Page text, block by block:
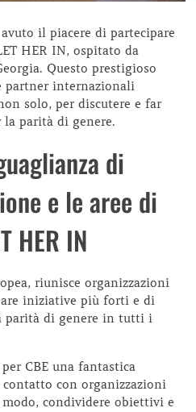
avuto il piacere di partecipare
HER IN, ospitato da
Questo prestigioso
partner internazionali
solo, per discutere e far
parità di genere.
di
e le aree di
HER IN
riunisce organizzazioni
iniziative più forti e di
parità di genere in tutti i
CBE una fantastica
con organizzazioni
condividere obiettivi e